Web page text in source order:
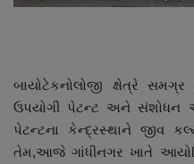
ગુજરાત
Support US
બજારના સમાચાર
બાયોટેકનોલોજી ક્ષેત્રે
ઉપયોગી પેટન્ટ અને
પેટન્ટના કેન્દ્રસ્થાને જીવ
તેમ,આજે ગાંધીનગર ખાતે